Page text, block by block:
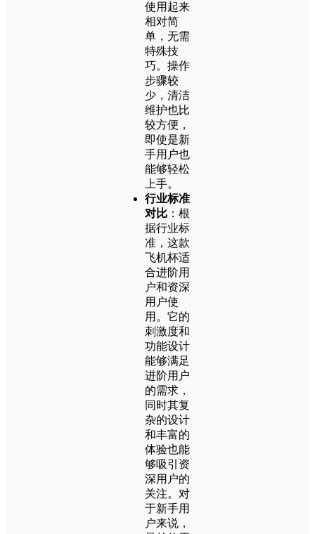
使用起来
相对简
单，无需
特殊技
巧。操作
步骤较
少，清洁
维护也比
较方便，
即使是新
手用户也
能够轻松
上手。
行业标准
对比 ：根
据行业标
准，这款
飞机杯适
合进阶用
户和资深
用户使
用。它的
刺激度和
功能设计
能够满足
进阶用户
的需求，
同时其复
杂的设计
和丰富的
体验也能
够吸引资
深用户的
关注。对
于新手用
户来说，